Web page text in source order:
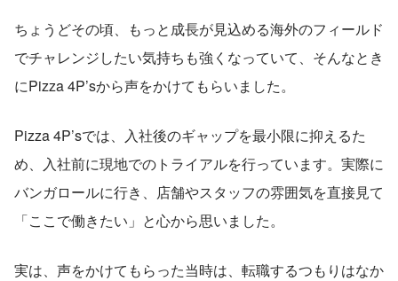
ちょうどその頃、もっと成長が見込める海外のフィールド
でチャレンジしたい気持ちも強くなっていて、そんなとき
にPizza 4P’sから声をかけてもらいました。
Pizza 4P’sでは、入社後のギャップを最小限に抑えるた
め、入社前に現地でのトライアルを行っています。実際に
バンガロールに行き、店舗やスタッフの雰囲気を直接見て
「ここで働きたい」と心から思いました。
実は、声をかけてもらった当時は、転職するつもりはなか